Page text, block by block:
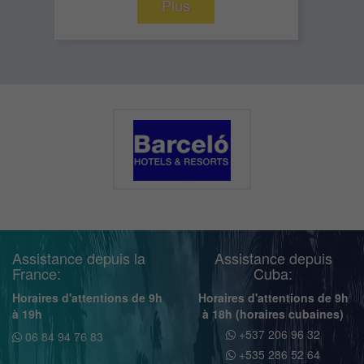
Plus
Assistance depuis la
France:
Horaires d'attentions de 9h
à 19h
06 84 94 76 83
Assistance depuis
Cuba:
Horaires d'attentions de 9h
à 18h (horaires cubaines)
+537 206 96 32
+535 286 52 64